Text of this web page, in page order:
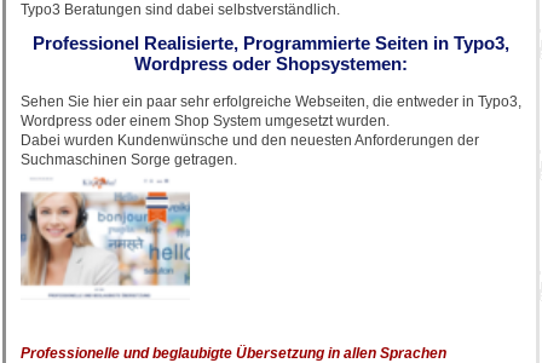
Typo3 Beratungen sind dabei selbstverständlich.
Professionel Realisierte, Programmierte Seiten in Typo3,
Wordpress oder Shopsystemen:
Sehen Sie hier ein paar sehr erfolgreiche Webseiten, die entweder in Typo3,
Wordpress oder einem Shop System umgesetzt wurden.
Dabei wurden Kundenwünsche und den neuesten Anforderungen der
Suchmaschinen Sorge getragen.
Professionelle und beglaubigte Übersetzung in allen Sprachen